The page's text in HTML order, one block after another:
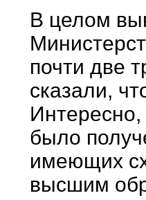
В целом
почти две
сказали,
Интересно,
было
имеющих
высшим